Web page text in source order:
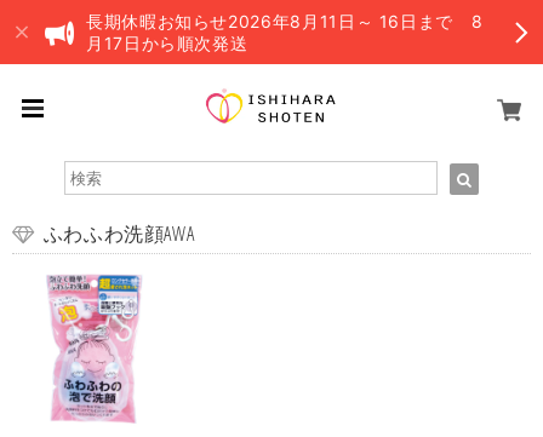
長期休暇お知らせ2026年8月11日～ 16日まで 8
月17日から順次発送
ふわふわ洗顔AWA